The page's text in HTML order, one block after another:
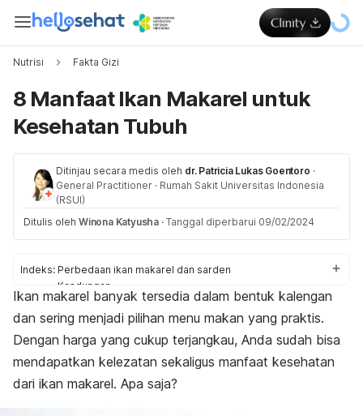
Nutrisi Fakta Gizi
8 Manfaat Ikan Makarel untuk
Kesehatan Tubuh
Ditinjau secara medis oleh dr. Patricia Lukas Goentoro ·
General Practitioner · Rumah Sakit Universitas Indonesia
(RSUI)
Ditulis oleh Winona Katyusha · Tanggal diperbarui 09/02/2024
Indeks: Perbedaan ikan makarel dan sarden
Kandungan
Manfaat
Ikan makarel banyak tersedia dalam bentuk kalengan
dan sering menjadi pilihan menu makan yang praktis.
Dengan harga yang cukup terjangkau, Anda sudah bisa
mendapatkan kelezatan sekaligus manfaat kesehatan
dari ikan makarel. Apa saja?